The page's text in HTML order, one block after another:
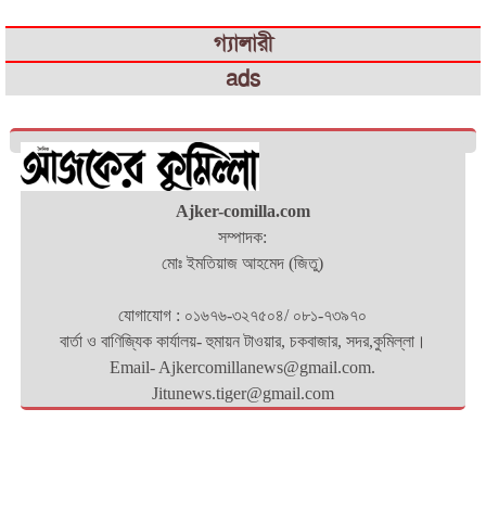
গ্যালারী
ads
Ajker-comilla.com
সম্পাদক:
মোঃ ইমতিয়াজ আহমেদ (জিতু)
যোগাযোগ : ০১৬৭৬-৩২৭৫০৪/ ০৮১-৭৩৯৭০
বার্তা ও বাণিজ্যিক কার্যালয়- হুমায়ন টাওয়ার, চকবাজার, সদর,কুমিল্লা।
Email- Ajkercomillanews@gmail.com.
Jitunews.tiger@gmail.com